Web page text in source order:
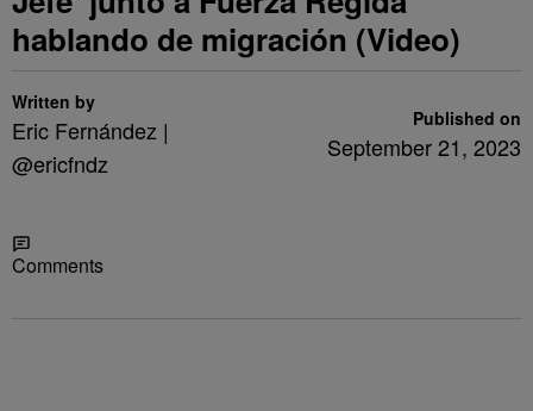
hablando de migración (Video)
Written by
Eric Fernández |
@ericfndz
Published on
September 21, 2023
Comments